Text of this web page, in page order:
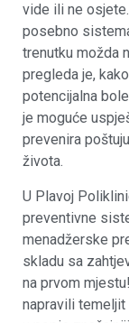
vide ili ne
posebno
trenutku možda
pregleda je,
potencijalna
je moguće
prevenira
života.
U Plavoj
preventivne
menadžerske
skladu sa
na prvom
napravili